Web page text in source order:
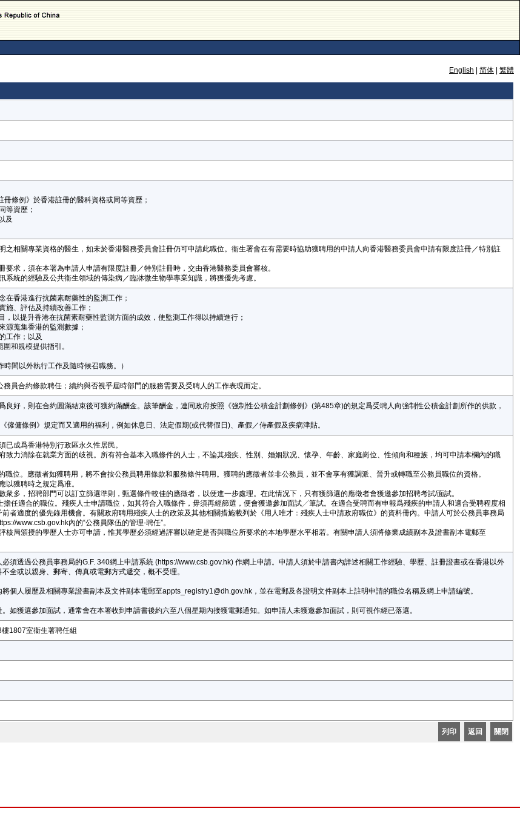
English 简体 繁體
條例》於香港註冊的醫科資格或同等資歷；
等資歷；
及
之相關專業資格的醫生，如未於香港醫務委員會註冊仍可申請此職位。衞生署會在有需要時協助獲聘用的申請人向香港醫務委員會申請有限度註冊／特別註
要求，須在本署為申請人申請有限度註冊／特別註冊時，交由香港醫務委員會審核。
系統的經驗及公共衞生領域的傳染病／臨牀微生物學專業知識，將獲優先考慮。
在香港進行抗菌素耐藥性的監測工作；
施、評估及持續改善工作；
，以提升香港在抗菌素耐藥性監測方面的成效，使監測工作得以持續進行；
源蒐集香港的監測數據；
工作；以及
和規模提供指引。
時間以外執行工作及隨時候召職務。）
員合約條款聘任；續約與否視乎屆時部門的服務需要及受聘人的工作表現而定。
良好，則在合約圓滿結束後可獲約滿酬金。該筆酬金，連同政府按照《強制性公積金計劃條例》(第485章)的規定爲受聘人向強制性公積金計劃所作的供款，
僱傭條例》規定而又適用的福利，例如休息日、法定假期(或代替假日)、產假／侍產假及疾病津貼。
成爲香港特別行政區永久性居民。
致力消除在就業方面的歧視。所有符合基本入職條件的人士，不論其殘疾、性別、婚姻狀况、懷孕、年齡、家庭崗位、性傾向和種族，均可申請本欄內的職
職位。應徵者如獲聘用，將不會按公務員聘用條款和服務條件聘用。獲聘的應徵者並非公務員，並不會享有獲調派、晉升或轉職至公務員職位的資格。
以獲聘時之規定爲准。
衆多，招聘部門可以訂立篩選準則，甄選條件較佳的應徵者，以便進一步處理。在此情况下，只有獲篩選的應徵者會獲邀參加招聘考試/面試。
擔任適合的職位。殘疾人士申請職位，如其符合入職條件，毋須再經篩選，便會獲邀參加面試╱筆試。在適合受聘而有申報爲殘疾的申請人和適合受聘程度相
者適度的優先錄用機會。有關政府聘用殘疾人士的政策及其他相關措施載列於《用人唯才：殘疾人士申請政府職位》的資料冊內。申請人可於公務員事務局
www.csb.gov.hk內的“公務員隊伍的管理-聘任”。
核局頒授的學歷人士亦可申請，惟其學歷必須經過評審以確定是否與職位所要求的本地學歷水平相若。有關申請人須將修業成績副本及證書副本電郵至
須透過公務員事務局的G.F. 340網上申請系統 (https://www.csb.gov.hk) 作網上申請。申請人須於申請書內詳述相關工作經驗、學歷、註冊證書或在香港以外
全或以親身、郵寄、傳真或電郵方式遞交，概不受理。
個人履歷及相關專業證書副本及文件副本電郵至appts_registry1@dh.gov.hk，並在電郵及各證明文件副本上註明申請的職位名稱及網上申請編號。
如獲選參加面試，通常會在本署收到申請書後約六至八個星期內接獲電郵通知。如申請人未獲邀參加面試，則可視作經已落選。
1807室衞生署聘任組
列印 返回 關閉